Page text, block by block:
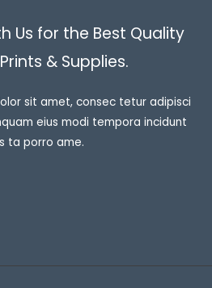
Us for the Best Quality
& Supplies.
sit amet, consec tetur adipisci
eius modi tempora incidunt
ta porro ame.